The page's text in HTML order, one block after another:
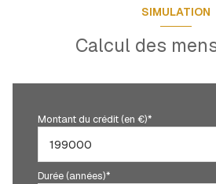
SIMULATION
Calcul des
Montant du crédit (en €)*
Durée (années)*